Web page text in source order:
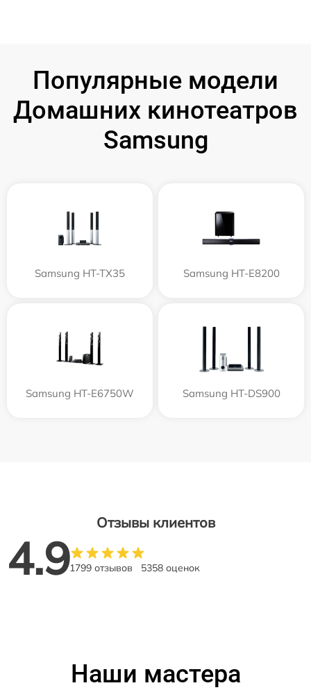
Популярные модели
Домашних кинотеатров
Samsung
Samsung HT-TX35 Samsung HT-E8200
Samsung HT-E6750W Samsung HT-DS900
Отзывы клиентов
4.91799 отзывов 5358 оценок
Наши мастера